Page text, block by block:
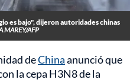
es bajo", dijeron autoridades chinas
MAREY/AFP
deChinaanunció que
la cepa H3N8 de la